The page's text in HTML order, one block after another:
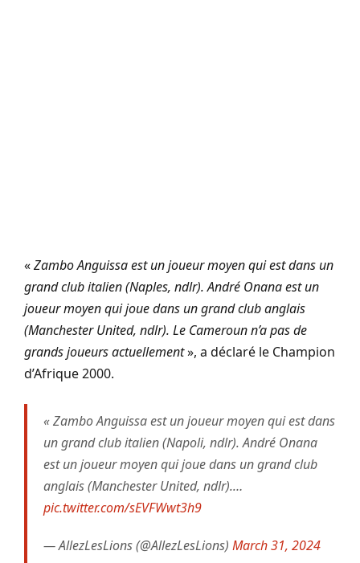
«Zambo Anguissa est un joueur moyen qui est dans un
grand club italien (Naples, ndlr). André Onana est un
joueur moyen qui joue dans un grand club anglais
(Manchester United, ndlr). Le Cameroun n’a pas de
grands joueurs actuellement», a déclaré le Champion
d’Afrique 2000.
« Zambo Anguissa est un joueur moyen qui est dans
un grand club italien (Napoli, ndlr). André Onana
est un joueur moyen qui joue dans un grand club
anglais (Manchester United, ndlr).…
pic.twitter.com/sEVFWwt3h9
— AllezLesLions (@AllezLesLions) March 31, 2024